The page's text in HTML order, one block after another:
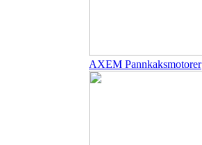
AXEM Pannkaksmotorer